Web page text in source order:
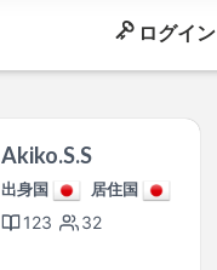
ログイン
Akiko.S.S
出身国 居住国
123 32